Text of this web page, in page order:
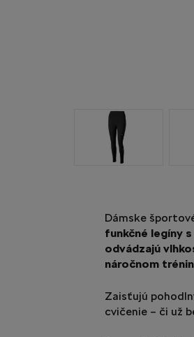
Dámske
funkčné legíny
odvádzajú
náročnom
Zaisťujú
cvičenie – či už